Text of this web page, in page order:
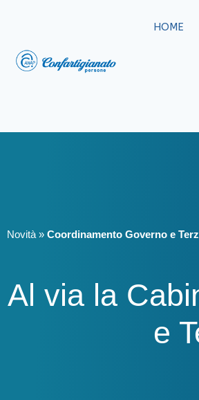
HOME
Novità » Coordinamento Governo e
Al via la
e